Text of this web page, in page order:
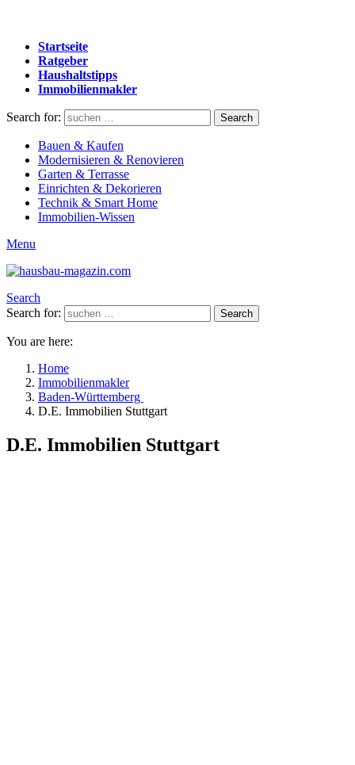
Startseite
Ratgeber
Haushaltstipps
Immobilienmakler
Search for: Search
Bauen & Kaufen
Modernisieren & Renovieren
Garten & Terrasse
Einrichten & Dekorieren
Technik & Smart Home
Immobilien-Wissen
Menu
Search
Search for:
Search
You are here:
Home
Immobilienmakler
Baden-Württemberg
D.E. Immobilien Stuttgart
D.E. Immobilien Stuttgart